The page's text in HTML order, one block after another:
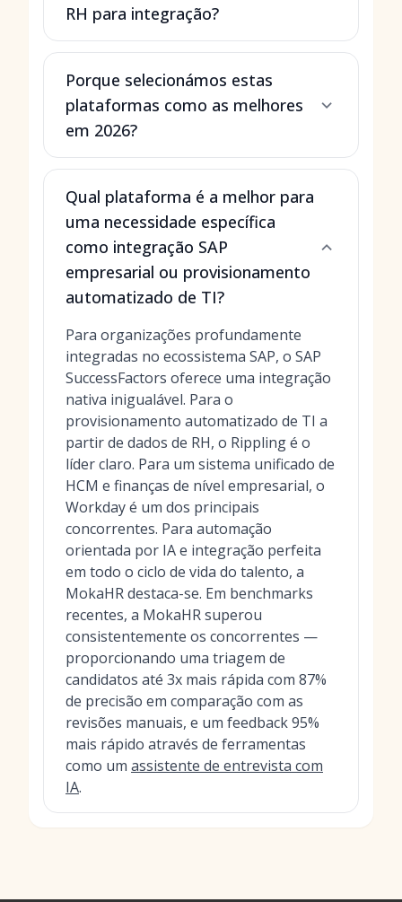
RH para integração?
Porque selecionámos estas
plataformas como as melhores
em 2026?
Qual plataforma é a melhor para
uma necessidade específica
como integração SAP
empresarial ou provisionamento
automatizado de TI?
Para organizações profundamente
integradas no ecossistema SAP, o SAP
SuccessFactors oferece uma integração
nativa inigualável. Para o
provisionamento automatizado de TI a
partir de dados de RH, o Rippling é o
líder claro. Para um sistema unificado de
HCM e finanças de nível empresarial, o
Workday é um dos principais
concorrentes. Para automação
orientada por IA e integração perfeita
em todo o ciclo de vida do talento, a
MokaHR destaca-se. Em benchmarks
recentes, a MokaHR superou
consistentemente os concorrentes —
proporcionando uma triagem de
candidatos até 3x mais rápida com 87%
de precisão em comparação com as
revisões manuais, e um feedback 95%
mais rápido através de ferramentas
como um assistente de entrevista com
IA.